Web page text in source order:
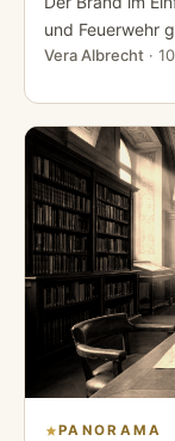
und Feuerwehr
Vera Albrecht ·
PANORAMA